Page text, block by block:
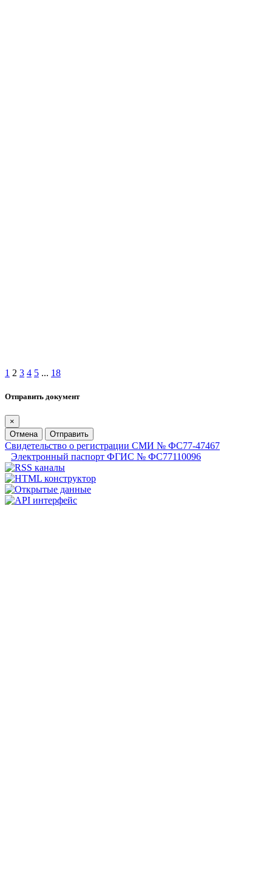
1 2 3 4 5 ... 18
Отправить документ
×
Отмена
Отправить
Свидетельство о регистрации СМИ № ФС77-47467
Электронный паспорт ФГИС № ФС77110096